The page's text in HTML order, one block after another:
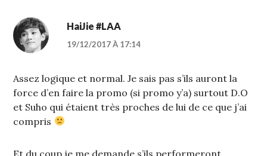
HaiJie #LAA
19/12/2017 À 17:14
Assez logique et normal. Je sais pas s’ils auront la
force d’en faire la promo (si promo y’a) surtout D.O
et Suho qui étaient très proches de lui de ce que j’ai
compris
Et du coup je me demande s’ils performeront